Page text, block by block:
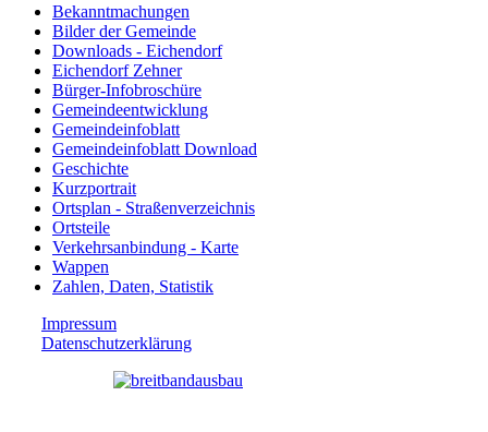
Bekanntmachungen
Bilder der Gemeinde
Downloads - Eichendorf
Eichendorf Zehner
Bürger-Infobroschüre
Gemeindeentwicklung
Gemeindeinfoblatt
Gemeindeinfoblatt Download
Geschichte
Kurzportrait
Ortsplan - Straßenverzeichnis
Ortsteile
Verkehrsanbindung - Karte
Wappen
Zahlen, Daten, Statistik
Impressum
Datenschutzerklärung